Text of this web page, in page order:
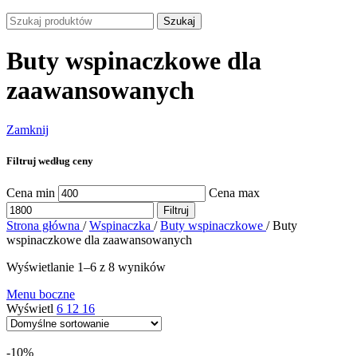
Szukaj
Buty wspinaczkowe dla
zaawansowanych
Zamknij
Filtruj według ceny
Cena min Cena max
Filtruj
Strona główna / Wspinaczka / Buty wspinaczkowe / Buty
wspinaczkowe dla zaawansowanych
Wyświetlanie 1–6 z 8 wyników
Menu boczne
Wyświetl 6 12 16
-10%